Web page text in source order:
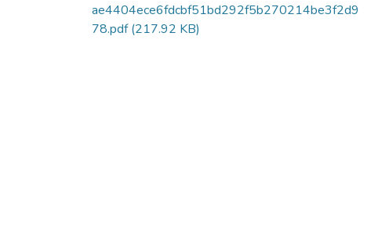
ae4404ece6fdcbf51bd292f5b270214be3f2d9
78.pdf(217.92 KB)